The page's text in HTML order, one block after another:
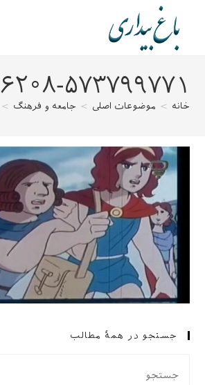
۶۲۰۸-۵۷۳۷۹۹۷۷۱
خانه > موضوعات اصلی > جامعه و فرهنگ >
جستجو در همهٔ مطالب